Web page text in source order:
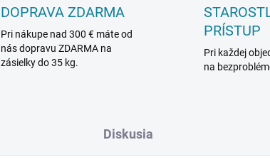
DOPRAVA ZDARMA
Pri nákupe nad 300 € máte od
nás dopravu ZDARMA na
zásielky do 35 kg.
PRÍSTUP
Pri každej
na
Diskusia